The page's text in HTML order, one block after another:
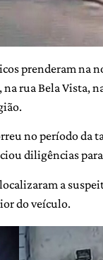
prenderam na
rua Bela Vista,
no período da
diligências
a
do veículo.